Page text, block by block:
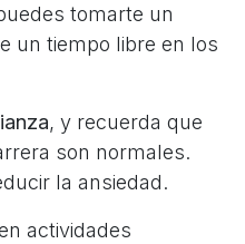
tomarte un
un tiempo libre en los
, y recuerda que
son normales.
la ansiedad.
actividades